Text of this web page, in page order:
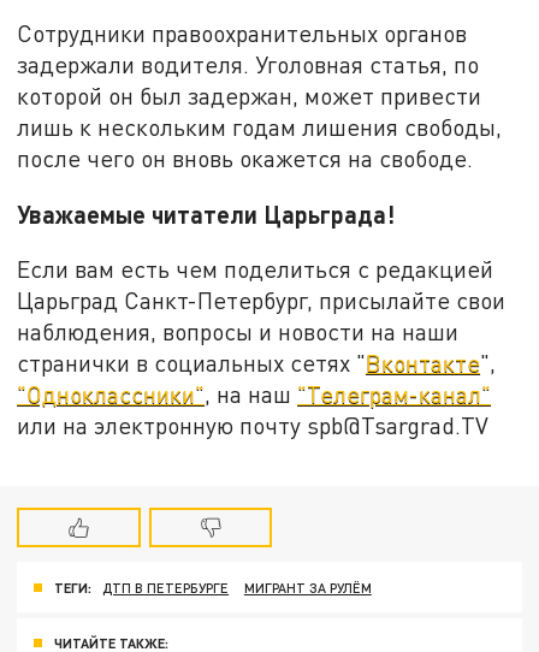
Сотрудники правоохранительных органов
задержали водителя. Уголовная статья, по
которой он был задержан, может привести
лишь к нескольким годам лишения свободы,
после чего он вновь окажется на свободе.
Уважаемые читатели Царьграда!
Если вам есть чем поделиться с редакцией
Царьград Санкт-Петербург, присылайте свои
наблюдения, вопросы и новости на наши
странички в социальных сетях "Вконтакте",
"Одноклассники", на наш "Телеграм-канал"
или на электронную почту spb@Tsargrad.TV
ТЕГИ: ДТП В ПЕТЕРБУРГЕ МИГРАНТ ЗА РУЛЁМ
ЧИТАЙТЕ ТАКЖЕ: